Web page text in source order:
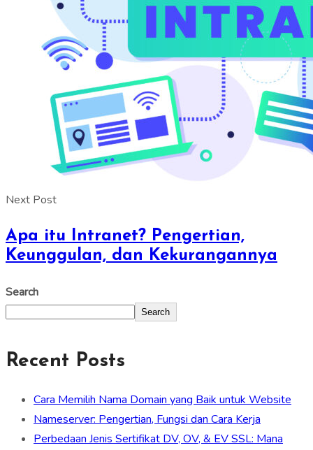
Next Post
Apa itu Intranet? Pengertian,
Keunggulan, dan Kekurangannya
Search
Search
Recent Posts
Cara Memilih Nama Domain yang Baik untuk Website
Nameserver: Pengertian, Fungsi dan Cara Kerja
Perbedaan Jenis Sertifikat DV, OV, & EV SSL: Mana